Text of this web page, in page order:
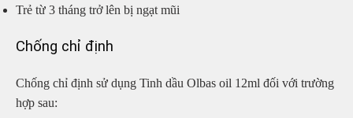
Trẻ từ 3 tháng trở lên bị ngạt mũi
Chống chỉ định
Chống chỉ định sử dụng Tinh dầu Olbas oil 12ml đối với trường
hợp sau: